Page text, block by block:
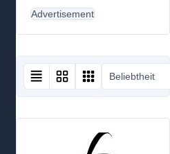
Advertisement
Beliebtheit